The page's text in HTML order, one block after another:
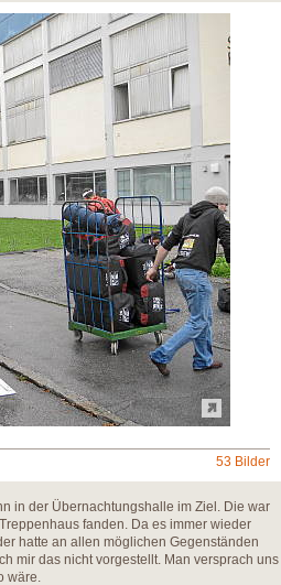
53 Bilder
in der Übernachtungshalle im Ziel. Die war
fanden. Da es immer wieder
hatte an allen möglichen Gegenständen
mir das nicht vorgestellt. Man versprach uns
wäre.